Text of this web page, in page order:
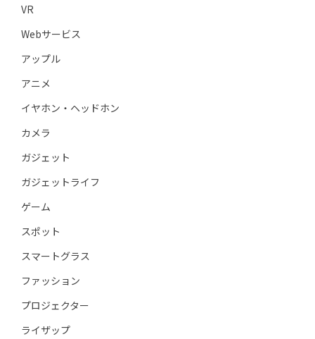
VR
Webサービス
アップル
アニメ
イヤホン・ヘッドホン
カメラ
ガジェット
ガジェットライフ
ゲーム
スポット
スマートグラス
ファッション
プロジェクター
ライザップ